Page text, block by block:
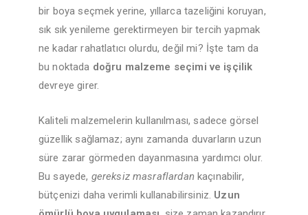
bir boya seçmek yerine, yıllarca tazeliğini koruyan,
sık sık yenileme gerektirmeyen bir tercih yapmak
ne kadar rahatlatıcı olurdu, değil mi? İşte tam da
bu noktada doğru malzeme seçimi ve işçilik
devreye girer.
Kaliteli malzemelerin kullanılması, sadece görsel
güzellik sağlamaz; aynı zamanda duvarların uzun
süre zarar görmeden dayanmasına yardımcı olur.
Bu sayede, gereksiz masraflardan kaçınabilir,
bütçenizi daha verimli kullanabilirsiniz. Uzun